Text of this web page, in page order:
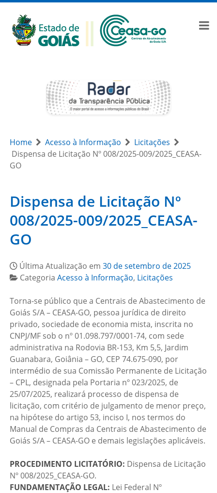
Home Acesso à Informação
Licitações
Dispensa de Licitação Nº 008/2025-009/2025_CEASA-
GO
Dispensa de Licitação Nº
008/2025-009/2025_CEASA-
GO
Última Atualização em 30 de setembro de 2025
Categoria Acesso à Informação, Licitações
Torna-se público que a Centrais de Abastecimento de
Goiás S/A – CEASA-GO, pessoa jurídica de direito
privado, sociedade de economia mista, inscrita no
CNPJ/MF sob o nº 01.098.797/0001-74, com sede
administrativa na Rodovia BR-153, Km 5,5, Jardim
Guanabara, Goiânia – GO, CEP 74.675-090, por
intermédio de sua Comissão Permanente de Licitação
– CPL, designada pela Portaria nº 023/2025, de
25/07/2025, realizará processo de dispensa de
licitação, com critério de julgamento de menor preço,
na hipótese do artigo 53, inciso I, nos termos do
Manual de Compras da Centrais de Abastecimento de
Goiás S/A – CEASA-GO e demais legislações aplicáveis.
PROCEDIMENTO LICITATÓRIO: Dispensa de Licitação
Nº 008/2025_CEASA-GO.
FUNDAMENTAÇÃO LEGAL: Lei Federal Nº